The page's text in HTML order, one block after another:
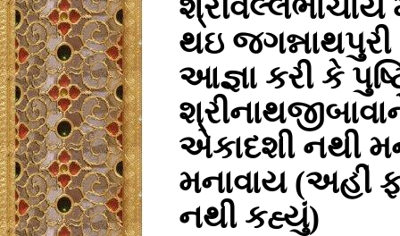
થઇ જગન્નાથપુરી
આજ્ઞા કરી કે
એકાદશી નથી
મનાવાય (અહીં
નથી કહ્યું)